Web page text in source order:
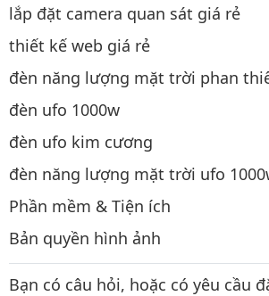
lắp đặt camera quan sát giá rẻ
thiết kế web giá rẻ
đèn năng lượng mặt trời phan
đèn ufo 1000w
đèn ufo kim cương
đèn năng lượng mặt trời ufo
Phần mềm & Tiện ích
Bản quyền hình ảnh
Bạn có câu hỏi, hoặc có yêu cầu